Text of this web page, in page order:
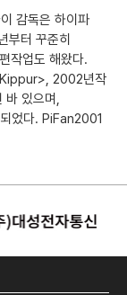
감독은 하이파
부터 꾸준히
작업도 해왔다.
2002년작
바 있으며,
었다. PiFan2001